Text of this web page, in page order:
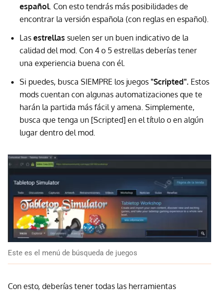
español. Con esto tendrás más posibilidades de
encontrar la versión española (con reglas en español).
Las estrellas suelen ser un buen indicativo de la
calidad del mod. Con 4 o 5 estrellas deberías tener
una experiencia buena con él.
Si puedes, busca SIEMPRE los juegos "Scripted". Estos
mods cuentan con algunas automatizaciones que te
harán la partida más fácil y amena. Simplemente,
busca que tenga un [Scripted] en el título o en algún
lugar dentro del mod.
Este es el menú de búsqueda de juegos
Con esto, deberías tener todas las herramientas